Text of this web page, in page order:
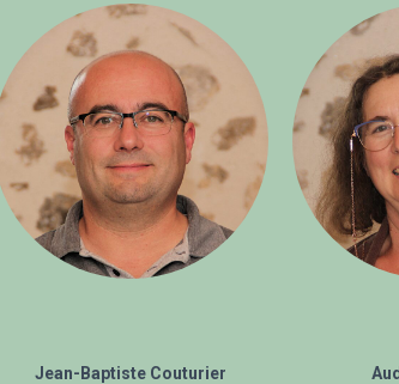
Jean-Baptiste Couturier